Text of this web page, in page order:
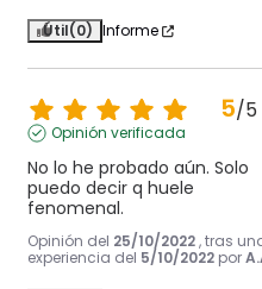
Útil(0) Informe
5/5
Opinión verificada
No lo he probado aún. Solo
puedo decir q huele
fenomenal.
Opinión del 25/10/2022 , tras
experiencia del 5/10/2022 por